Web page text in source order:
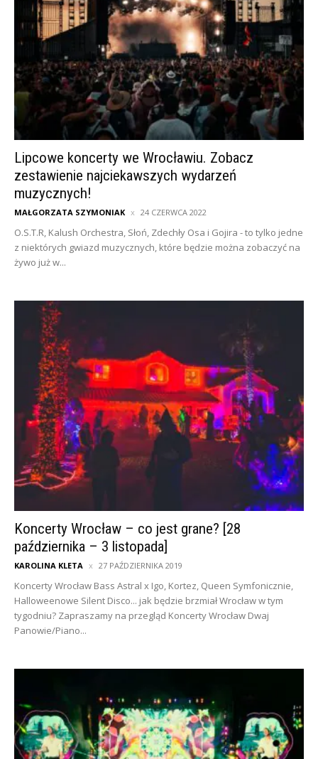
Lipcowe koncerty we Wrocławiu. Zobacz
zestawienie najciekawszych wydarzeń
muzycznych!
MAŁGORZATA SZYMONIAK 24 CZERWCA 2022
O.S.T.R, Kalush Orchestra, Słoń, Zdechły Osa i Gojira - to tylko jedne
z niektórych gwiazd muzycznych, które będzie można zobaczyć na
żywo już w...
Koncerty Wrocław – co jest grane? [28
października – 3 listopada]
KAROLINA KLETA 27 PAŹDZIERNIKA 2019
Koncerty Wrocław Bass Astral x Igo, Kortez, Queen Symfonicznie,
Halloweenowe Silent Disco... jak będzie brzmiał Wrocław w tym
tygodniu? Zapraszamy na przegląd Koncerty Wrocław Dwaj
Panowie/Piano...